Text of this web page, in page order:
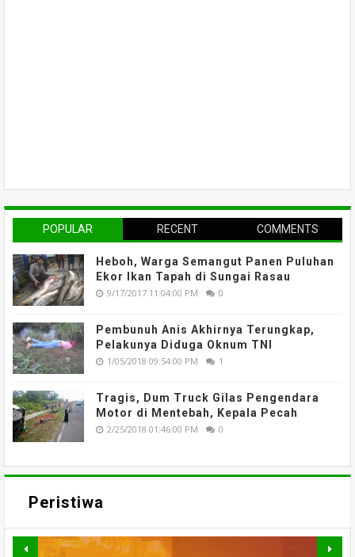
POPULAR RECENT COMMENTS
Heboh, Warga Semangut Panen Puluhan
Ekor Ikan Tapah di Sungai Rasau
9/17/2017 11:04:00 PM 0
Pembunuh Anis Akhirnya Terungkap,
Pelakunya Diduga Oknum TNI
1/05/2018 09:54:00 PM 1
Tragis, Dum Truck Gilas Pengendara
Motor di Mentebah, Kepala Pecah
2/25/2018 01:46:00 PM 0
Peristiwa